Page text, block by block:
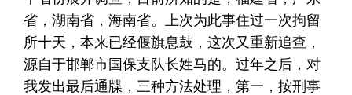
省，湖南省，海南省。上次为此事住过一次拘留
所十天，本来已经偃旗息鼓，这次又重新追查，
源自于邯郸市国保支队长姓马的。过年之后，对
我发出最后通牒，三种方法处理，第一，按刑事